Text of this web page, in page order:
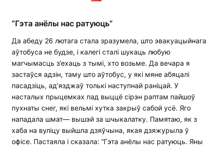
“Гэта анёлы нас ратуюць”
Да абеду 26 лютага стала зразумела, што эвакуацыйнага
аўтобуса не будзе, і калегі сталі шукаць любую
магчымасць з’ехаць з тымі, хто возьме. Да вечара я
застаўся адзін, таму што аўтобус, у які мяне абяцалі
пасадзіць, ад’язджаў толькі наступнай раніцай. У
насталых прыцемках пад выццё сірэн раптам пайшоў
пухнаты снег, які вельмі хутка закрыў сабой усё. Яго
нападала шмат— вышэй за шчыкалатку. Памятаю, як з
хаба на вуліцу выйшла дзяўчына, якая дзяжурыла ў
офісе. Пастаяла і сказала: “Гэта анёлы нас ратуюць. Яны